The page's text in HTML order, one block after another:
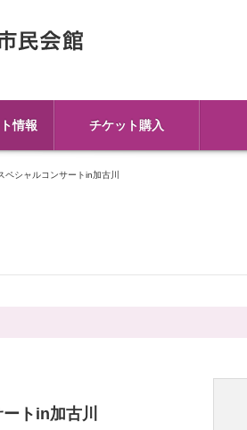
情報 チケット購入
シャルコンサートin加古川
トin加古川